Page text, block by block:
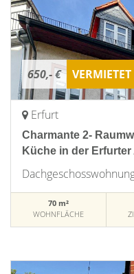
650,- € VERMIETET
Erfurt
Charmante 2-
Küche in der
70 m²
WOHNFLÄCHE